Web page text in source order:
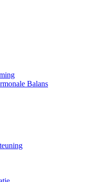
Balans